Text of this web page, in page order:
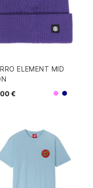
ELEMENT MID
€
Morado
Navy